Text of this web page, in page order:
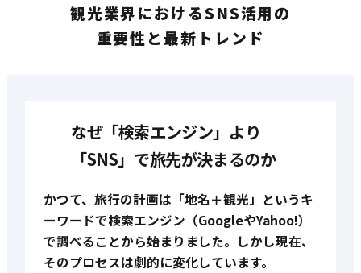
観光業界におけるSNS活用の
重要性と最新トレンド
なぜ「検索エンジン」より
「SNS」で旅先が決まるのか
かつて、旅行の計画は「地名＋観光」というキ
ーワードで検索エンジン（GoogleやYahoo!）
で調べることから始まりました。しかし現在、
そのプロセスは劇的に変化しています。